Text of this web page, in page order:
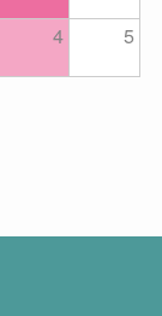
4 5